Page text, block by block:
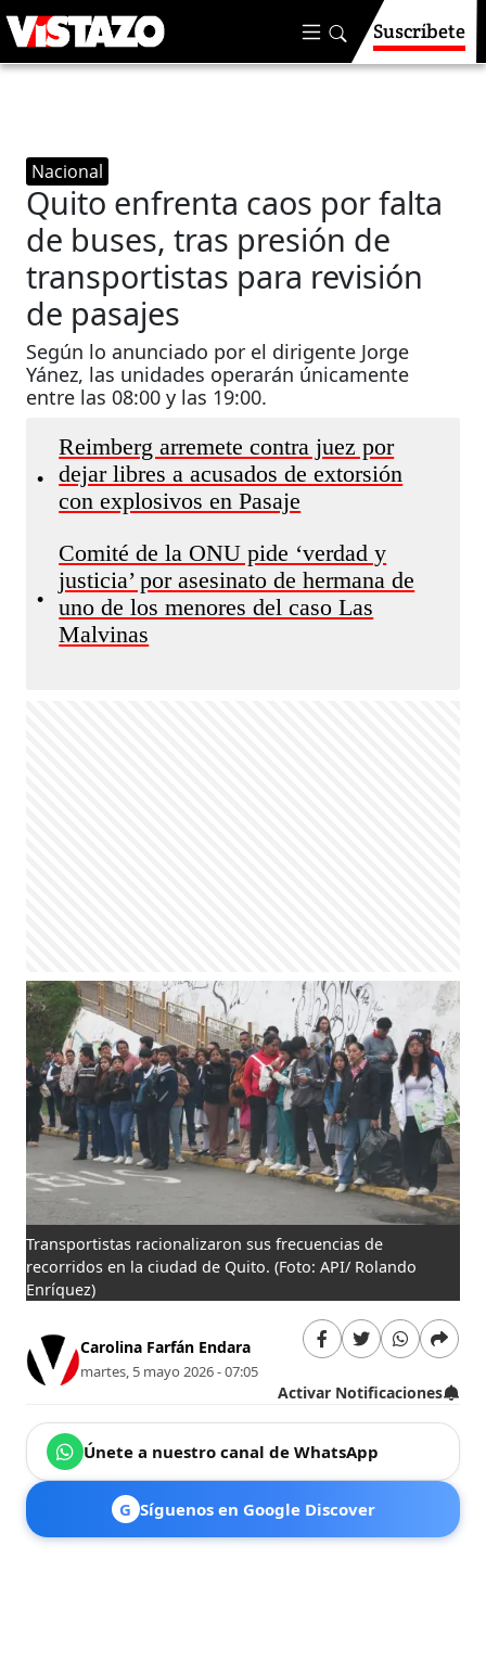
Suscríbete
Nacional
Quito enfrenta caos por falta
de buses, tras presión de
transportistas para revisión
de pasajes
Según lo anunciado por el dirigente Jorge
Yánez, las unidades operarán únicamente
entre las 08:00 y las 19:00.
•
Reimberg arremete contra juez por
dejar libres a acusados de extorsión
con explosivos en Pasaje
•
Comité de la ONU pide ‘verdad y
justicia’ por asesinato de hermana de
uno de los menores del caso Las
Malvinas
Transportistas racionalizaron sus frecuencias de
recorridos en la ciudad de Quito. (Foto: API/ Rolando
Enríquez)
Carolina Farfán Endara
martes, 5 mayo 2026 - 07:05
Activar Notificaciones
Únete a nuestro canal de WhatsApp
G Síguenos en Google Discover